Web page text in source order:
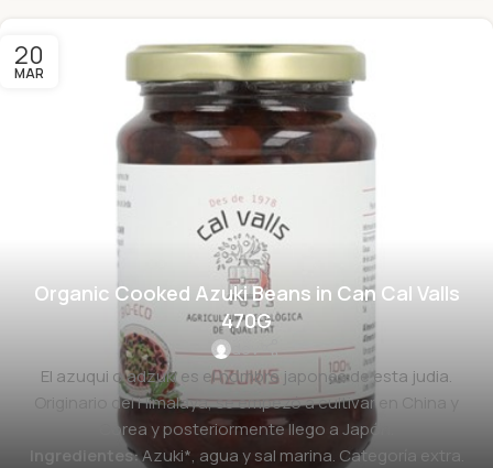
20
MAR
Organic Cooked Azuki Beans in Can Cal Valls
470G
dev
El azuqui o adzuki es el nombre japonés de esta judia.
Originario del Himalaya, se empezó a cultivar en China y
Corea y posteriormente llego a Japón.
Ingredientes:Azuki*, agua y sal marina. Categoría extra.